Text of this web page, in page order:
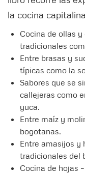
la cocina
Cocina de ollas y
tradicionales
Entre brasas y
típicas como la
Sabores que se
callejeras como
yuca.
Entre maíz y
bogotanas.
Entre amasijos y
tradicionales del
Cocina de hojas